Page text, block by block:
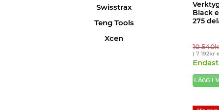
Swisstrax
Teng Tools
Xcen
Black
275
10 540
(7 192kr
LÄGG I